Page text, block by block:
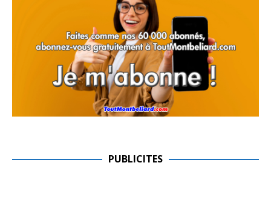
PUBLICITES